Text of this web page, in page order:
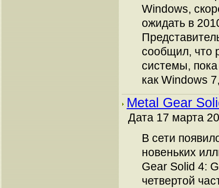
Windows,
ожидать в
сообщил, что
системы,
как Windows
Metal Gear
Дата 17 марта
В сети
новеньких
Gear Solid 4:
четвертой